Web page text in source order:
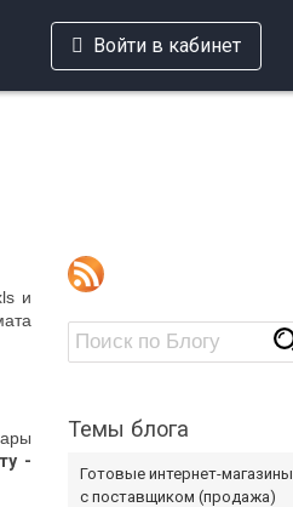
Войти в кабинет
Темы блога
Готовые интернет-магазины
с поставщиком (продажа)
и
-